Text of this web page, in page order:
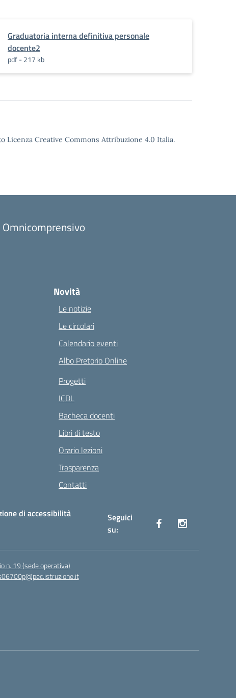
Graduatoria interna definitiva personale
docente2
pdf - 217 kb
Licenza Creative Commons Attribuzione 4.0 Italia.
Novità
Le notizie
Le circolari
Calendario eventi
Albo Pretorio Online
Progetti
ICDL
Bacheca docenti
Libri di testo
Orario lezioni
Trasparenza
Contatti
di accessibilità
Seguici
su:
n. 19 (sede operativa)